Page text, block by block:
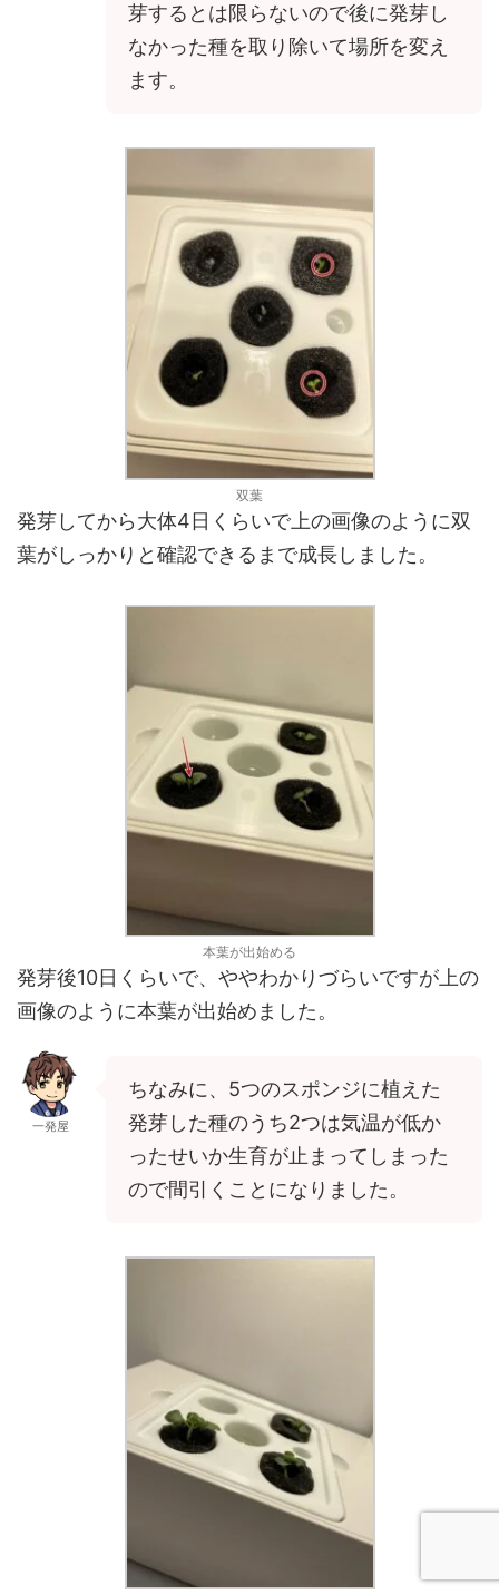
芽するとは限らないので後に発芽し
なかった種を取り除いて場所を変え
ます。
双葉
発芽してから大体4日くらいで上の画像のように双
葉がしっかりと確認できるまで成長しました。
本葉が出始める
発芽後10日くらいで、ややわかりづらいですが上の
画像のように本葉が出始めました。
一発屋
ちなみに、5つのスポンジに植えた
発芽した種のうち2つは気温が低か
ったせいか生育が止まってしまった
ので間引くことになりました。